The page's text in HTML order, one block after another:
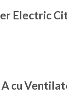
Electric
cu